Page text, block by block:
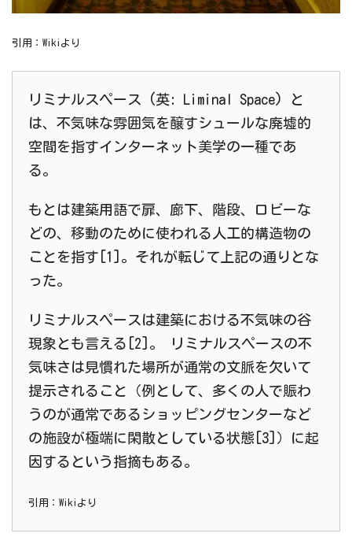
引用：Wikiより
リミナルスペース (英: Liminal Space) と
は、不気味な雰囲気を醸すシュールな廃墟的
空間を指すインターネット美学の一種であ
る。
もとは建築用語で扉、廊下、階段、ロビーな
どの、移動のために使われる人工的構造物の
ことを指す[1]。それが転じて上記の通りとな
った。
リミナルスペースは建築における不気味の谷
現象とも言える[2]。 リミナルスペースの不
気味さは見慣れた場所が通常の文脈を欠いて
提示されること（例として、多くの人で賑わ
うのが通常であるショッピングセンターなど
の施設が極端に閑散としている状態[3]）に起
因するという指摘もある。
引用：Wikiより